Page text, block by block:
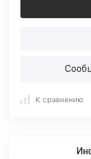
К сравнению